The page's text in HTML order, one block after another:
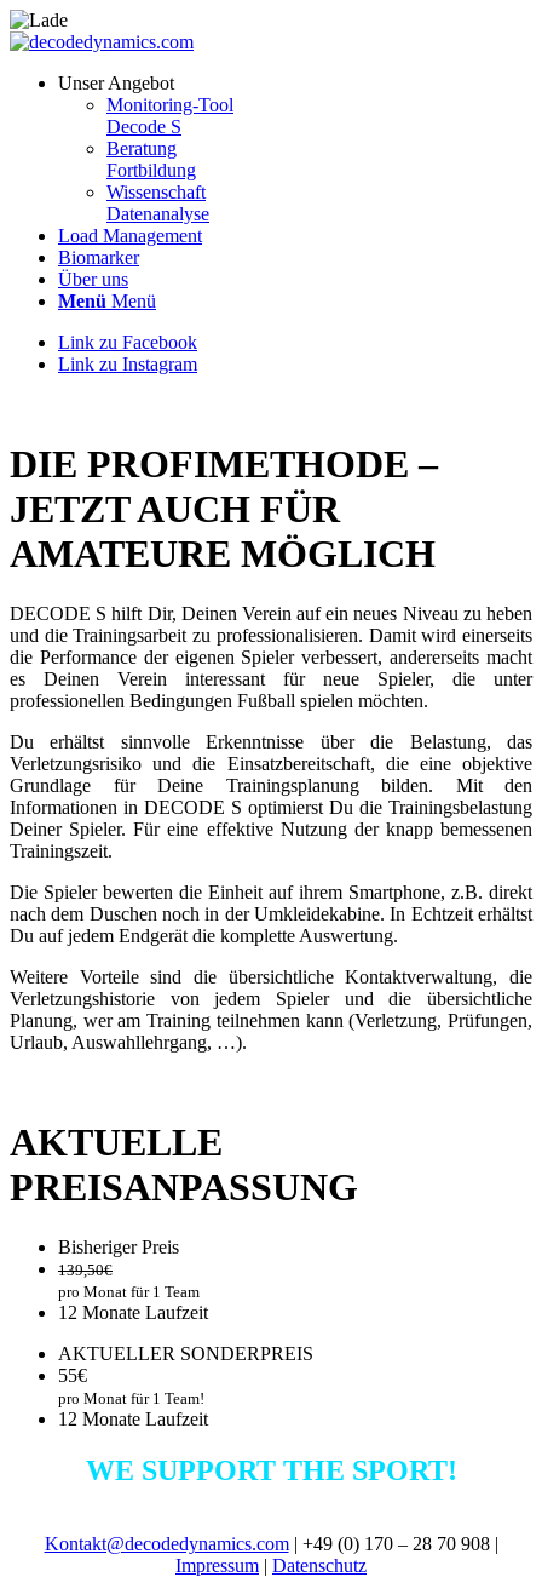
Unser Angebot
Monitoring-Tool
Decode S
Beratung
Fortbildung
Wissenschaft
Datenanalyse
Load Management
Biomarker
Über uns
Menü Menü
Link zu Facebook
Link zu Instagram
DIE PROFIMETHODE –
JETZT AUCH FÜR
AMATEURE MÖGLICH
DECODE S hilft Dir, Deinen Verein auf ein neues Niveau zu heben
und die Trainingsarbeit zu professionalisieren. Damit wird einerseits
die Performance der eigenen Spieler verbessert, andererseits macht
es Deinen Verein interessant für neue Spieler, die unter
professionellen Bedingungen Fußball spielen möchten.
Du erhältst sinnvolle Erkenntnisse über die Belastung, das
Verletzungsrisiko und die Einsatzbereitschaft, die eine objektive
Grundlage für Deine Trainingsplanung bilden. Mit den
Informationen in DECODE S optimierst Du die Trainingsbelastung
Deiner Spieler. Für eine effektive Nutzung der knapp bemessenen
Trainingszeit.
Die Spieler bewerten die Einheit auf ihrem Smartphone, z.B. direkt
nach dem Duschen noch in der Umkleidekabine. In Echtzeit erhältst
Du auf jedem Endgerät die komplette Auswertung.
Weitere Vorteile sind die übersichtliche Kontaktverwaltung, die
Verletzungshistorie von jedem Spieler und die übersichtliche
Planung, wer am Training teilnehmen kann (Verletzung, Prüfungen,
Urlaub, Auswahllehrgang, …).
AKTUELLE
PREISANPASSUNG
Bisheriger Preis
139,50€
pro Monat für 1 Team
12 Monate Laufzeit
AKTUELLER SONDERPREIS
55€
pro Monat für 1 Team!
12 Monate Laufzeit
WE SUPPORT THE SPORT!
Kontakt@decodedynamics.com| +49 (0) 170 – 28 70 908 |
Impressum | Datenschutz